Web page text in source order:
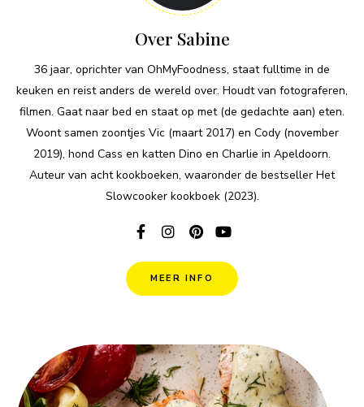
Over Sabine
36 jaar, oprichter van OhMyFoodness, staat fulltime in de
keuken en reist anders de wereld over. Houdt van fotograferen,
filmen. Gaat naar bed en staat op met (de gedachte aan) eten.
Woont samen zoontjes Vic (maart 2017) en Cody (november
2019), hond Cass en katten Dino en Charlie in Apeldoorn.
Auteur van acht kookboeken, waaronder de bestseller Het
Slowcooker kookboek (2023).
MEER INFO